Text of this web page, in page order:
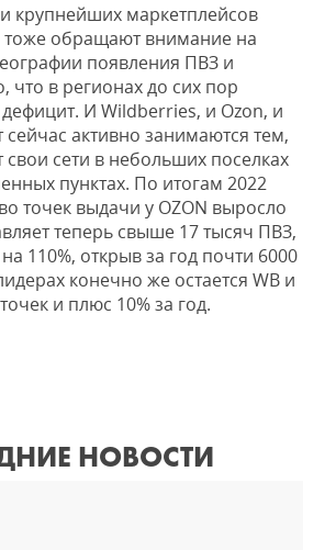
крупнейших маркетплейсов
обращают внимание на
появления ПВЗ и
что в регионах до сих пор
И Wildberries, и Ozon, и
сейчас активно занимаются тем,
свои сети в небольших поселках
пунктах. По итогам 2022
точек выдачи у OZON выросло
теперь свыше 17 тысяч ПВЗ,
110%, открыв за год почти 6000
конечно же остается WB и
и плюс 10% за год.
НОВОСТИ